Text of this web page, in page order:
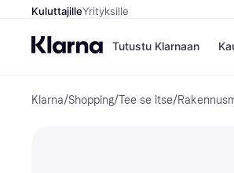
KuluttajilleYrityksille
Tutustu Klarnaan
Klarna/Shopping/Tee se itse/